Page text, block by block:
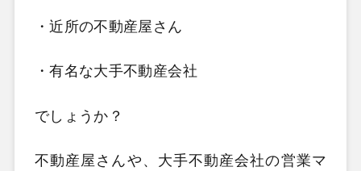
・近所の不動産屋さん
・有名な大手不動産会社
でしょうか？
不動産屋さんや、大手不動産会社の営業マ